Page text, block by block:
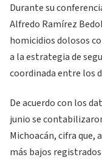
Durante su
Alfredo Ramírez
homicidios dolosos
a la estrategia de
coordinada entre los
De acuerdo con los
junio se
Michoacán, cifra que,
más bajos